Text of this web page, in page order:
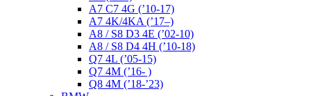
A7 C7 4G (’10-17)
A7 4K/4KA (’17–)
A8 / S8 D3 4E (’02-10)
A8 / S8 D4 4H (’10-18)
Q7 4L (’05-15)
Q7 4M (’16- )
Q8 4M (’18-’23)